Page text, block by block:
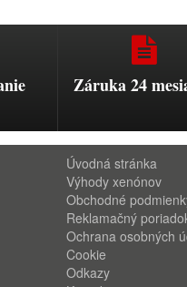
Záruka 24
Úvodná stránka
Výhody xenónov
Obchodné
Reklamačný
Ochrana osobných
Cookie
Odkazy